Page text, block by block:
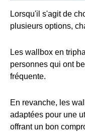
Lorsqu'il s'agit de
plusieurs options,
Les wallbox en
personnes qui ont
fréquente.
En revanche, les
adaptées pour une
offrant un bon